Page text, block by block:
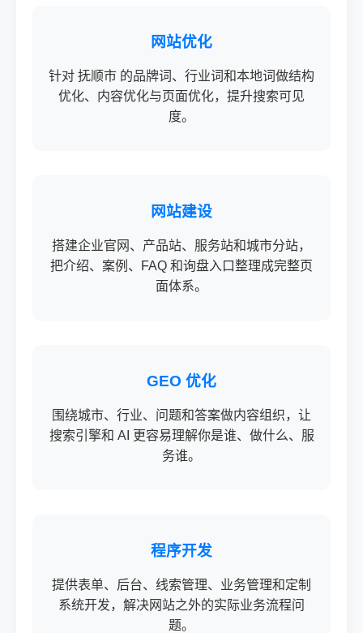
网站优化
针对 抚顺市 的品牌词、行业词和本地词做结构
优化、内容优化与页面优化，提升搜索可见
度。
网站建设
搭建企业官网、产品站、服务站和城市分站，
把介绍、案例、FAQ 和询盘入口整理成完整页
面体系。
GEO 优化
围绕城市、行业、问题和答案做内容组织，让
搜索引擎和 AI 更容易理解你是谁、做什么、服
务谁。
程序开发
提供表单、后台、线索管理、业务管理和定制
系统开发，解决网站之外的实际业务流程问
题。